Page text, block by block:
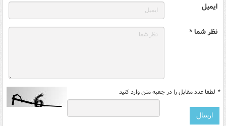
ایمیل
نظر شما *
* لطفا عدد مقابل را در جعبه متن وارد کنید